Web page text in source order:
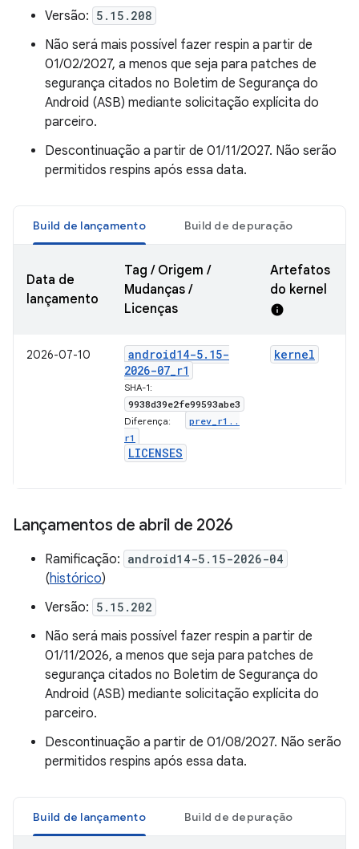
Versão: 5.15.208
Não será mais possível fazer respin a partir de
01/02/2027, a menos que seja para patches de
segurança citados no Boletim de Segurança do
Android (ASB) mediante solicitação explícita do
parceiro.
Descontinuação a partir de 01/11/2027. Não serão
permitidos respins após essa data.
Build de lançamento Build de depuração
Data de
lançamento
Tag / Origem /
Mudanças /
Licenças
Artefatos
do kernel
info
2026-07-10 android14-5. 15-
2026-07_r1
SHA-1:
9938d39e2fe99593abe3
Diferença: prev r1 . .
r1
LICENSES
kernel
Lançamentos de abril de 2026
Ramificação: android14-5.15-2026-04
(histórico)
Versão: 5.15.202
Não será mais possível fazer respin a partir de
01/11/2026, a menos que seja para patches de
segurança citados no Boletim de Segurança do
Android (ASB) mediante solicitação explícita do
parceiro.
Descontinuação a partir de 01/08/2027. Não serão
permitidos respins após essa data.
Build de lançamento Build de depuração